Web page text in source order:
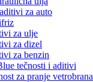
za auto
za ulje
za dizel
za benzin
tečnosti i aditivi
za pranje vetrobrana